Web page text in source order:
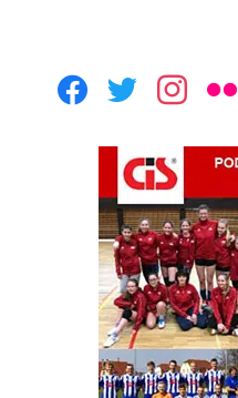
facebooktwitterinstagram
flickr